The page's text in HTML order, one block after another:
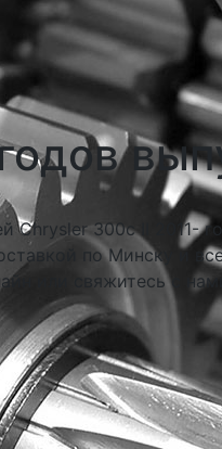
Chrysler 300c II 2011-
по Минску и
или свяжитесь с